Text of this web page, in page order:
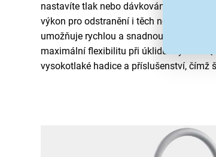
nastavíte tlak nebo dávkování čisticího
výkon pro odstranění i těch
umožňuje rychlou a snadnou změnu
maximální flexibilitu při úklidu. Systém
vysokotlaké hadice a příslušenství, čímž